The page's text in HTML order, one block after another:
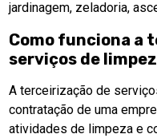
jardinagem, zeladoria,
Como funciona a
serviços de
A terceirização de
contratação de uma
atividades de limpeza e